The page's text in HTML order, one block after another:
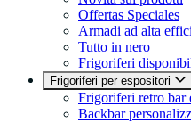
Offertas Speciales
Armadi ad alta
Tutto in nero
Frigoriferi
Frigoriferi per espositori
Frigoriferi retro bar
Backbar